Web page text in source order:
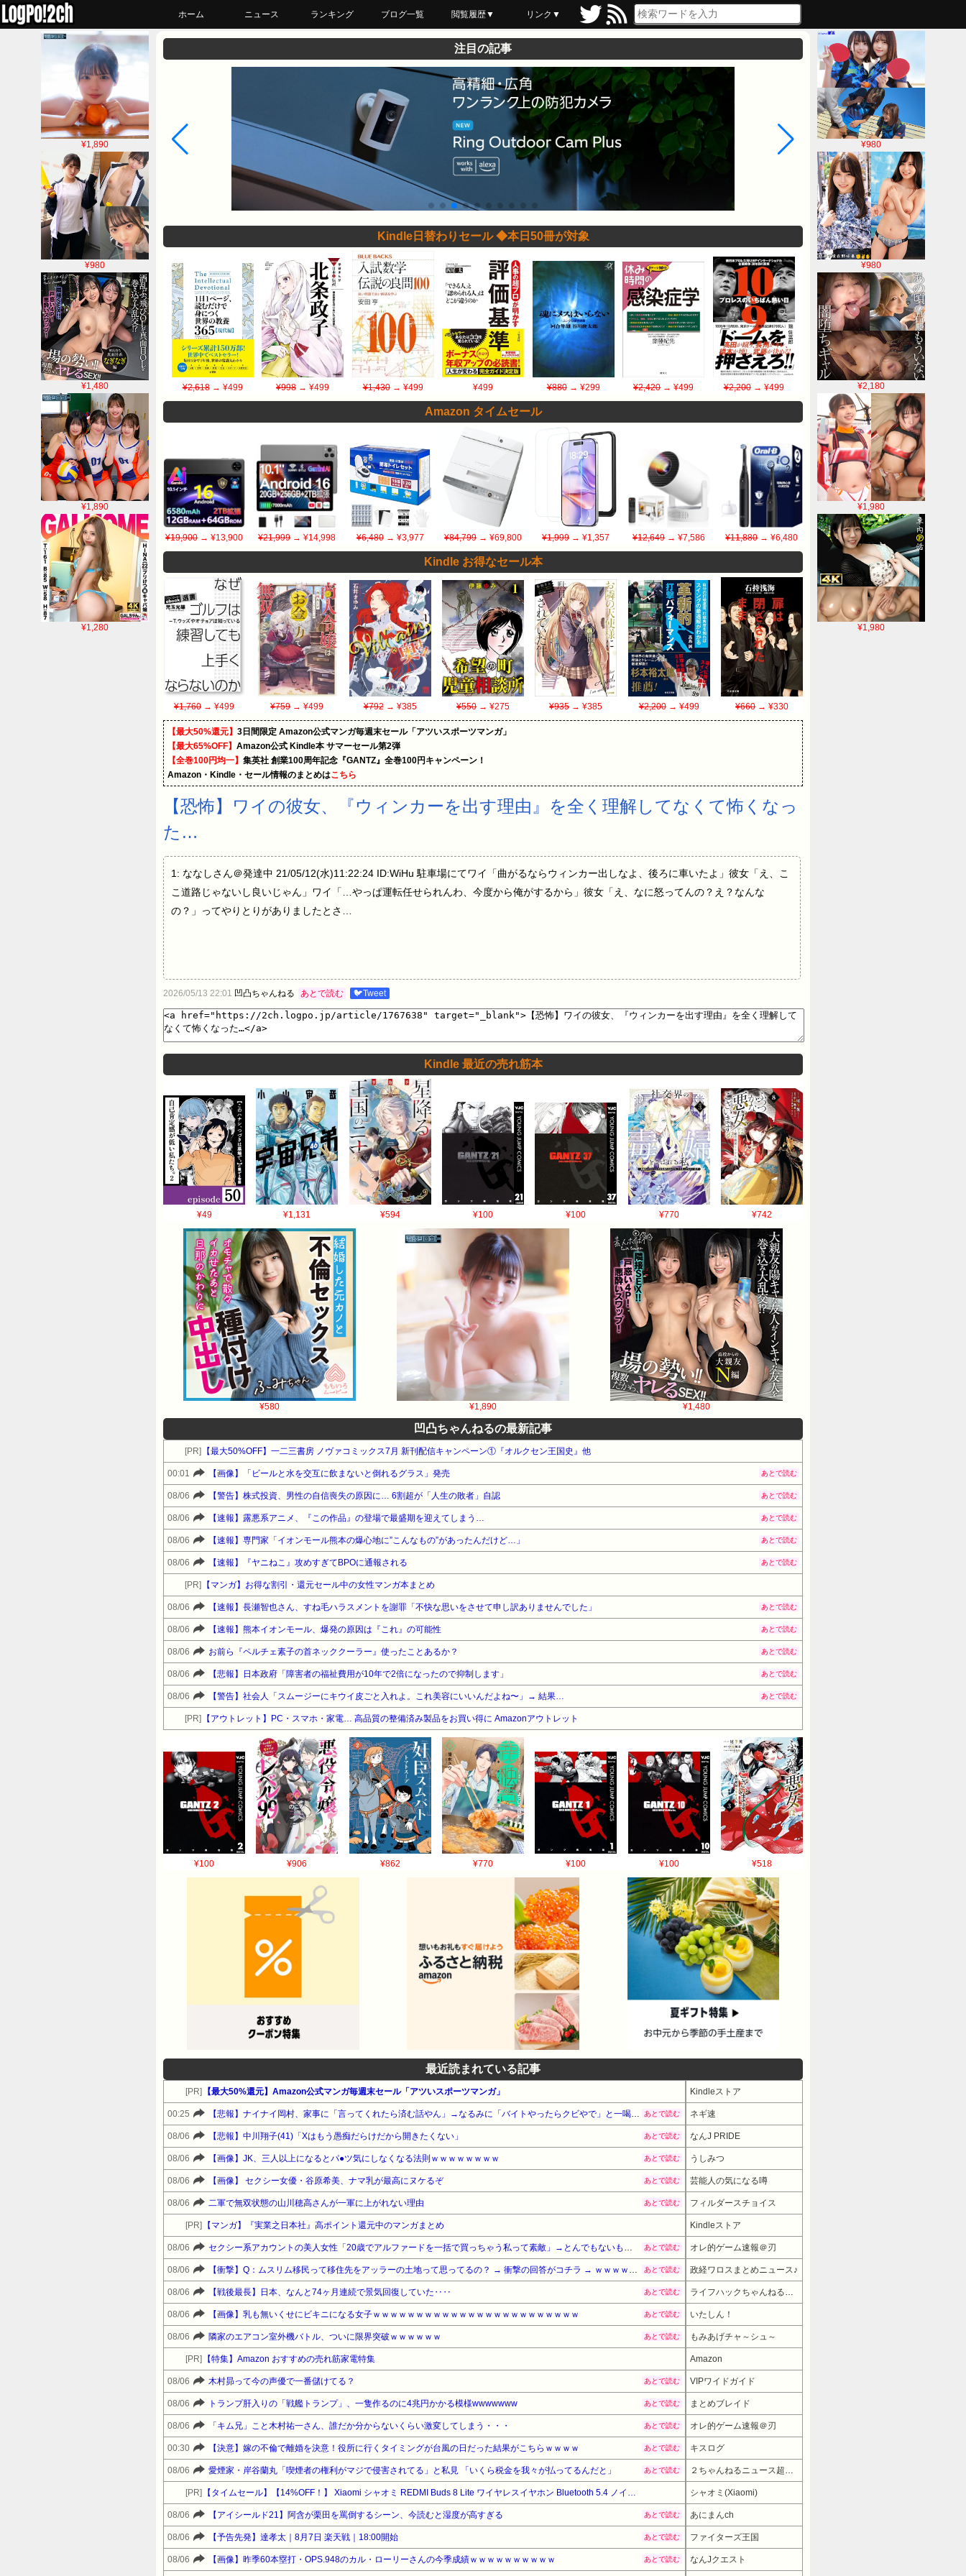
ホーム ニュース ランキング ブログ一覧 閲覧履歴▼
最近読んだ
あとで読む
ブックマーク
リンク▼
¥980
¥980
¥2,180
¥1,980
¥1,980
¥1,890
¥980
¥1,480
¥1,890
¥1,280
注目の記事
Kindle日替わりセール ◆本日50冊が対象
¥2,618→ ¥499 ¥998 → ¥499 ¥1,430→ ¥499 ¥499 ¥880→ ¥299 ¥2,420 → ¥499 ¥2,200→ ¥499
Amazon タイムセール
¥19,900 → ¥13,900 ¥21,999→ ¥14,998 ¥6,480→ ¥3,977 ¥84,799→ ¥69,800 ¥1,999→ ¥1,357 ¥12,649→ ¥7,586 ¥11,880→ ¥6,480
Kindle お得なセール本
¥1,760 → ¥499 ¥759→ ¥499 ¥792→ ¥385 ¥550→ ¥275 ¥935→ ¥385 ¥2,200→ ¥499 ¥660→ ¥330
【最大50%還元】 3日間限定 Amazon公式マンガ毎週末セール「アツいスポーツマンガ」
【最大65%OFF】 Amazon公式 Kindle本 サマーセール第2弾
【全巻100円均一】 集英社 創業100周年記念『GANTZ』全巻100円キャンペーン！
Amazon・Kindle・セール情報のまとめはこちら
【恐怖】ワイの彼女、『ウィンカーを出す理由』を全く理解してなくて怖くなっ
た…
1: ななしさん＠発達中 21/05/12(水)11:22:24 ID:WiHu 駐車場にてワイ「曲がるならウィンカー出しなよ、後ろに車いたよ」彼女「え、こ
こ道路じゃないし良いじゃん」ワイ「…やっぱ運転任せられんわ、今度から俺がするから」彼女「え、なに怒ってんの？え？なんな
の？」ってやりとりがありましたとさ…
2026/05/13 22:01 凹凸ちゃんねる あとで読む 🐦Tweet
Kindle 最近の売れ筋本
¥49 ¥1,131 ¥594 ¥100 ¥100 ¥770 ¥742
¥580 ¥1,890 ¥1,480
凹凸ちゃんねるの最新記事
[PR] 【最大50%OFF】一二三書房 ノヴァコミックス7月 新刊配信キャンペーン①『オルクセン王国史』他
00:01 【画像】「ビールと水を交互に飲まないと倒れるグラス」発売 あとで読む
08/06 【警告】株式投資、男性の自信喪失の原因に… 6割超が「人生の敗者」自認 あとで読む
08/06 【速報】露悪系アニメ、『この作品』の登場で最盛期を迎えてしまう… あとで読む
08/06 【速報】専門家「イオンモール熊本の爆心地に”こんなもの”があったんだけど…」 あとで読む
08/06 【速報】『ヤニねこ』攻めすぎてBPOに通報される あとで読む
[PR] 【マンガ】お得な割引・還元セール中の女性マンガ本まとめ
08/06 【速報】長瀬智也さん、すね毛ハラスメントを謝罪「不快な思いをさせて申し訳ありませんでした」 あとで読む
08/06 【速報】熊本イオンモール、爆発の原因は『これ』の可能性 あとで読む
08/06 お前ら『ペルチェ素子の首ネッククーラー』使ったことあるか？ あとで読む
08/06 【悲報】日本政府「障害者の福祉費用が10年で2倍になったので抑制します」 あとで読む
08/06 【警告】社会人「スムージーにキウイ皮ごと入れよ。これ美容にいいんだよね〜」→ 結果… あとで読む
[PR] 【アウトレット】PC・スマホ・家電… 高品質の整備済み製品をお買い得に Amazonアウトレット
¥100 ¥906 ¥862 ¥770 ¥100 ¥100 ¥518
最近読まれている記事
[PR] 【最大50%還元】Amazon公式マンガ毎週末セール「アツいスポーツマンガ」 Kindleストア
00:25 【悲報】ナイナイ岡村、家事に「言ってくれたら済む話やん」→なるみに「バイトやったらクビやで」と一喝され黙り込む あとで読む ネギ速
08/06 【悲報】中川翔子(41)「Xはもう愚痴だらけだから開きたくない」 あとで読む なんJ PRIDE
08/06 【画像】JK、三人以上になるとパ●ツ気にしなくなる法則ｗｗｗｗｗｗｗｗ あとで読む うしみつ
08/06 【画像】 セクシー女優・谷原希美、ナマ乳が最高にヌケるぞ あとで読む 芸能人の気になる噂
08/06 二軍で無双状態の山川穂高さんが一軍に上がれない理由 あとで読む フィルダースチョイス
[PR] 【マンガ】『実業之日本社』高ポイント還元中のマンガまとめ Kindleストア
08/06 セクシー系アカウントの美人女性「20歳でアルファードを一括で買っちゃう私って素敵」→とんでもないものが映り込んでしまい、終わる あとで読む オレ的ゲーム速報＠刃
08/06 【衝撃】Q：ムスリム移民って移住先をアッラーの土地って思ってるの？ → 衝撃の回答がコチラ → ｗｗｗｗｗｗｗｗｗｗｗｗｗｗ あとで読む 政経ワロスまとめニュース♪
08/06 【戦後最長】日本、なんと74ヶ月連続で景気回復していた‥‥ あとで読む ライフハックちゃんねる弐式
08/06 【画像】乳も無いくせにビキニになる女子ｗｗｗｗｗｗｗｗｗｗｗｗｗｗｗｗｗｗｗｗｗｗｗｗ あとで読む いたしん！
08/06 隣家のエアコン室外機バトル、ついに限界突破ｗｗｗｗｗｗ あとで読む もみあげチャ～シュ～
[PR] 【特集】Amazon おすすめの売れ筋家電特集 Amazon
08/06 木村昴って今の声優で一番儲けてる？ あとで読む VIPワイドガイド
08/06 トランプ肝入りの「戦艦トランプ」、一隻作るのに4兆円かかる模様wwwwwww あとで読む まとめブレイド
08/06 「キム兄」こと木村祐一さん、誰だか分からないくらい激変してしまう・・・ あとで読む オレ的ゲーム速報＠刃
00:30 【決意】嫁の不倫で離婚を決意！役所に行くタイミングが台風の日だった結果がこちらｗｗｗｗ あとで読む キスログ
08/06 愛煙家・岸谷蘭丸「喫煙者の権利がマジで侵害されてる」と私見 「いくら税金を我々が払ってるんだと」 あとで読む ２ちゃんねるニュース超速まとめ＋
[PR] 【タイムセール】【14%OFF！】 Xiaomi シャオミ REDMI Buds 8 Lite ワイヤレスイヤホン Bluetooth 5.4 ノイズキャンセリング ANC 36時間再生 シャオミ(Xiaomi)
08/06 【アイシールド21】阿含が栗田を罵倒するシーン、今読むと湿度が高すぎる あとで読む あにまんch
08/06 【予告先発】達孝太｜8月7日 楽天戦｜18:00開始 あとで読む ファイターズ王国
08/06 【画像】昨季60本塁打・OPS.948のカル・ローリーさんの今季成績ｗｗｗｗｗｗｗｗｗｗ あとで読む なんJクエスト